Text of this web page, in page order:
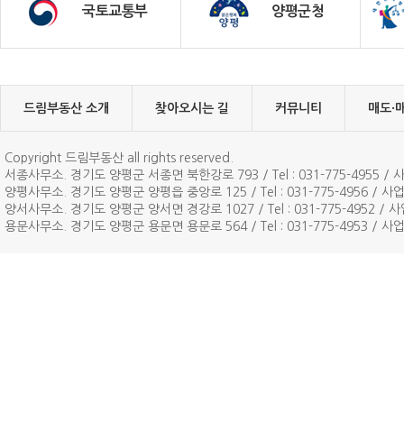
국토교통부 양평군청
드림부동산 소개 찾아오시는 길 커뮤니티 매도·
Copyright 드림부동산 all rights reserved.
서종사무소. 경기도 양평군 서종면 북한강로 793 / Tel : 031-775-4955 /
양평사무소. 경기도 양평군 양평읍 중앙로 125 / Tel : 031-775-4956 /
양서사무소. 경기도 양평군 양서면 경강로 1027 / Tel : 031-775-4952 /
용문사무소. 경기도 양평군 용문면 용문로 564 / Tel : 031-775-4953 /